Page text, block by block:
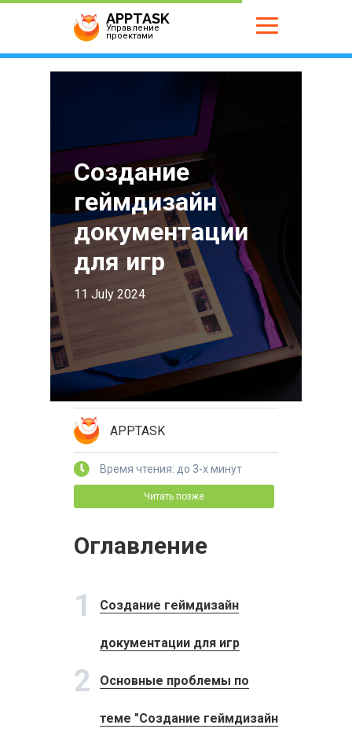
APPTASK
Управление
проектами
Создание
геймдизайн
документации
для игр
11 July 2024
APPTASK
Время чтения: до 3-х минут
Читать позже
Оглавление
1 Создание геймдизайн
документации для игр
2 Основные проблемы по
теме "Создание геймдизайн